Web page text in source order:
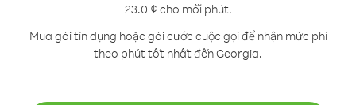
23.0 ¢ cho mỗi phút.
Mua gói tín dụng hoặc gói cước cuộc gọi để nhận mức phí
theo phút tốt nhất đến Georgia.